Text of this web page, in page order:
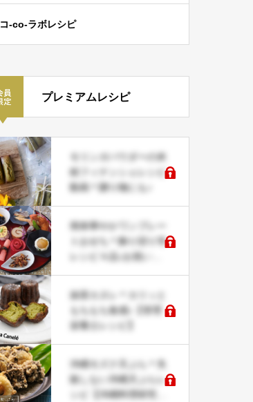
コ-co-ラボレシピ
プレミアムレシピ
モリンガパウダーの米
粉フィナンシェレシピ
動画＊贈り物にも♪
簡単華やかワンプレー
トおせち＊飾り切り等
レシピ４品♪お祝い事
抹茶カヌレ＊カリッと
もちもち食感♪【管理
栄養士レシピ】
沖縄モズク天ぷら＊失
敗しない沖縄天ぷらレ
シピ【沖縄料理研究家